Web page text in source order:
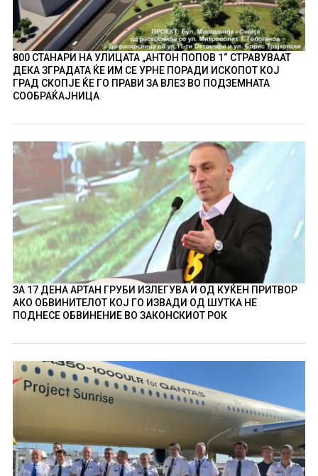
800 СТАНАРИ НА УЛИЦАТА „АНТОН ПОПОВ 1“ СТРАВУВААТ
ДЕКА ЗГРАДАТА ЌЕ ИМ СЕ УРНЕ ПОРАДИ ИСКОПОТ КОЈ
ГРАД СКОПЈЕ ЌЕ ГО ПРАВИ ЗА ВЛЕЗ ВО ПОДЗЕМНАТА
СООБРАЌАЈНИЦА
ЗА 17 ДЕНА АРТАН ГРУБИ ИЗЛЕГУВА И ОД КУЌЕН ПРИТВОР
АКО ОБВИНИТЕЛОТ КОЈ ГО ИЗВАДИ ОД ШУТКА НЕ
ПОДНЕСЕ ОБВИНЕНИЕ ВО ЗАКОНСКИОТ РОК